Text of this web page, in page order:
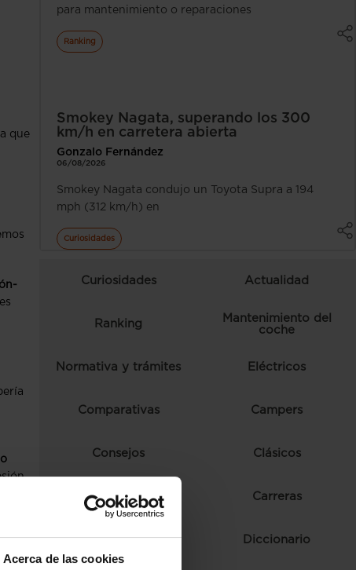
Acerca de las cookies
que
para mantenimiento o reparaciones
Ranking
Smokey Nagata, superando los 300
km/h en carretera abierta
Gonzalo Fernández
06/08/2026
Smokey Nagata condujo un Toyota Supra a 194
mph (312 km/h) en
Curiosidades
Curiosidades Actualidad
Ranking
Mantenimiento del
coche
Normativa y trámites Eléctricos
Comparativas Campers
Consejos Clásicos
Autoescuela Carreras
Ferias y eventos Diccionario